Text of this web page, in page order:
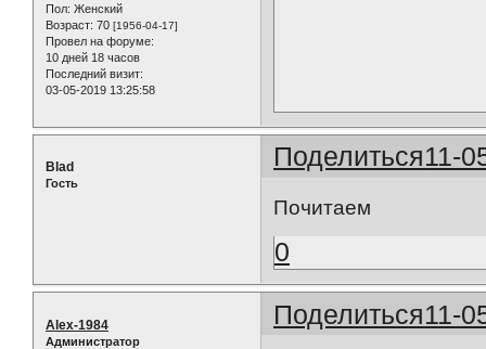
Пол: Женский
Возраст: 70 [1956-04-17]
Провел на форуме:
10 дней 18 часов
Последний визит:
03-05-2019 13:25:58
Поделиться11-
Blad
Гость
Почитаем
0
Поделиться11-
Alex-1984
Администратор